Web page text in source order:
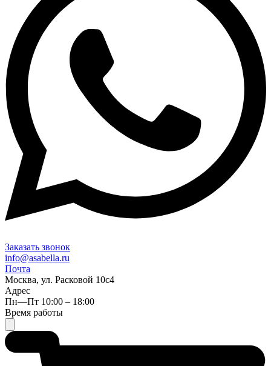
Заказать звонок
info@asabella.ru
Почта
Москва, ул. Расковой 10с4
Адрес
Пн—Пт 10:00 – 18:00
Время работы